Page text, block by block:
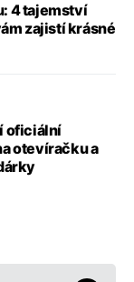
4 tajemství
zajistí krásné
oficiální
otevíračku a